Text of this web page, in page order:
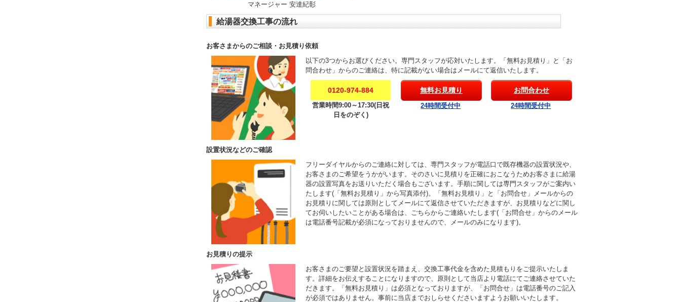
マネージャー 安達紀彰
給湯器交換工事の流れ
お客さまからのご相談・お見積り依頼
以下の3つからお選びください。専門スタッフが応対いたします。「無料お見積り」と「お
問合わせ」からのご連絡は、特に記載がない場合はメールにて返信いたします。
0120-974-884
営業時間9:00～17:30(日祝
日をのぞく)
無料お見積り
24時間受付中
お問合わせ
24時間受付中
設置状況などのご確認
フリーダイヤルからのご連絡に対しては、専門スタッフが電話口で既存機器の設置状況や、
お客さまのご希望をうかがいます。そのさいに見積りを正確におこなうためお客さまに給湯
器の設置写真をお送りいただく場合もございます。手順に関しては専門スタッフがご案内い
たします(「無料お見積り」から写真添付)。「無料お見積り」と「お問合せ」メールからの
お見積りに関しては原則としてメールにて返信させていただきますが、お見積りなどに関し
てお伺いしたいことがある場合は、ごちらからご連絡いたします(「お問合せ」からのメール
は電話番号記載が必須になっておりませんので、メールのみになります)。
お見積りの提示
お客さまのご要望と設置状況を踏まえ、交換工事代金を含めた見積もりをご提示いたしま
す。詳細をお伝えすることになりますので、原則として当店より電話にてご連絡させていた
だきます。「無料お見積り」は必須となっておりますが、「お問合せ」は電話番号のご記入
が必須ではありません。事前に当店までおしらせくださいますようお願いいたします。